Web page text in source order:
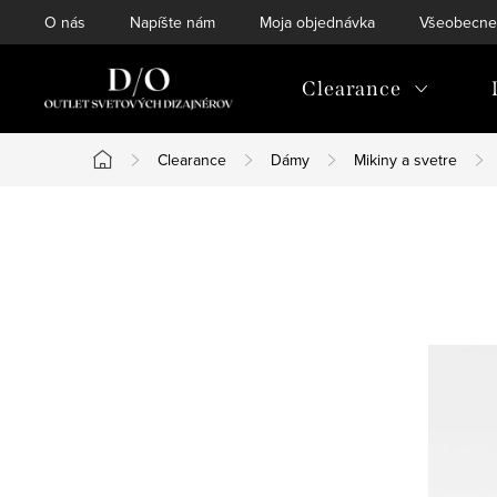
na
O nás Napíšte nám Moja objednávka
Clearance
Domov
Clearance Dámy Mikiny a svetre